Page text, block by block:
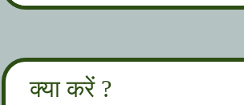
क्या करें ?